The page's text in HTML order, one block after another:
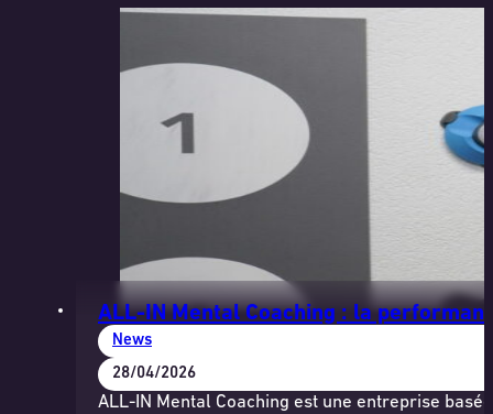
ALL-IN Mental Coaching : la
News
28/04/2026
ALL-IN Mental Coaching est une entreprise